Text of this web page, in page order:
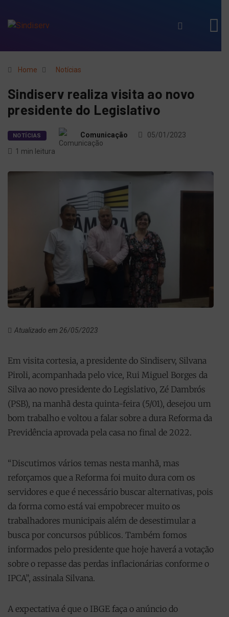
Home Notícias
Sindiserv realiza visita ao novo
presidente do Legislativo
NOTÍCIAS Comunicação
05/01/2023
1 min leitura
Atualizado em 26/05/2023
Em visita cortesia, a presidente do Sindiserv, Silvana
Piroli, acompanhada pelo vice, Rui Miguel Borges da
Silva ao novo presidente do Legislativo, Zé Dambrós
(PSB), na manhã desta quinta-feira (5/01), desejou um
bom trabalho e voltou a falar sobre a dura Reforma da
Previdência aprovada pela casa no final de 2022.
“Discutimos vários temas nesta manhã, mas
reforçamos que a Reforma foi muito dura com os
servidores e que é necessário buscar alternativas, pois
da forma como está vai empobrecer muito os
trabalhadores municipais além de desestimular a
busca por concursos públicos. Também fomos
informados pelo presidente que hoje haverá a votação
sobre o repasse das perdas inflacionárias conforme o
IPCA”, assinala Silvana.
A expectativa é que o IBGE faça o anúncio do